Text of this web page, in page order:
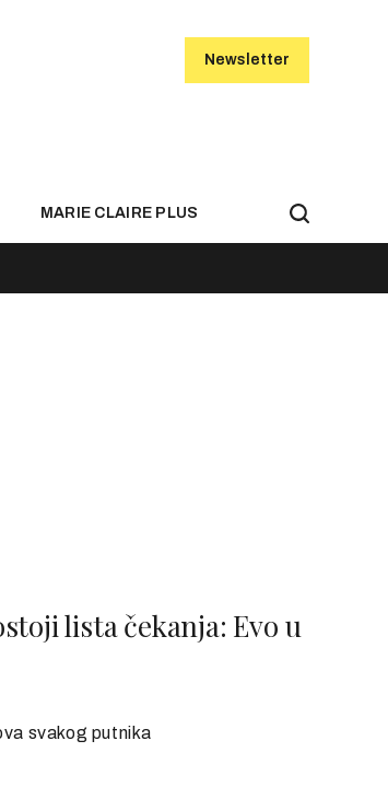
Newsletter
MARIE CLAIRE PLUS
lista čekanja: Evo u
svakog putnika